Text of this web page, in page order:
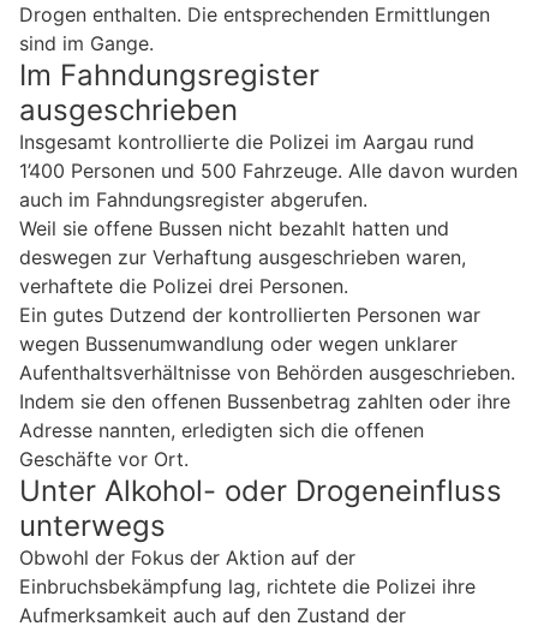
Drogen enthalten. Die entsprechenden Ermittlungen
sind im Gange.
Im Fahndungsregister
ausgeschrieben
Insgesamt kontrollierte die Polizei im Aargau rund
1’400 Personen und 500 Fahrzeuge. Alle davon wurden
auch im Fahndungsregister abgerufen.
Weil sie offene Bussen nicht bezahlt hatten und
deswegen zur Verhaftung ausgeschrieben waren,
verhaftete die Polizei drei Personen.
Ein gutes Dutzend der kontrollierten Personen war
wegen Bussenumwandlung oder wegen unklarer
Aufenthaltsverhältnisse von Behörden ausgeschrieben.
Indem sie den offenen Bussenbetrag zahlten oder ihre
Adresse nannten, erledigten sich die offenen
Geschäfte vor Ort.
Unter Alkohol- oder Drogeneinfluss
unterwegs
Obwohl der Fokus der Aktion auf der
Einbruchsbekämpfung lag, richtete die Polizei ihre
Aufmerksamkeit auch auf den Zustand der